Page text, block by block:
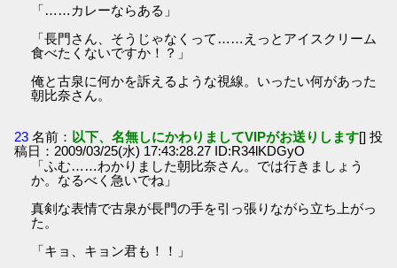
「……カレーならある」
「長門さん、そうじゃなくって……えっとアイスクリーム
食べたくないですか！？」
俺と古泉に何かを訴えるような視線。いったい何があった
朝比奈さん。
23 名前： 以下、名無しにかわりましてVIPがお送りします[] 投
稿日：2009/03/25(水) 17:43:28.27 ID:R34lKDGyO
「ふむ……わかりました朝比奈さん。では行きましょう
か。なるべく急いでね」
真剣な表情で古泉が長門の手を引っ張りながら立ち上がっ
た。
「キョ、キョン君も！！」